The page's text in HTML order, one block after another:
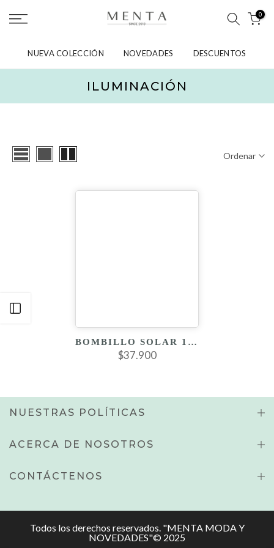
saltar
al
0
NUEVA COLECCIÓN NOVEDADES DESCUENTOS
ILUMINACIÓN
Ordenar
BOMBILLO SOLAR 100W
$37.900
NUESTRAS POLÍTICAS
ACERCA DE NOSOTROS
CONTÁCTENOS
Todos los derechos reservados. "MENTA MODA Y
NOVEDADES"© 2025